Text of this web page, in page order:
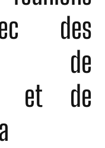
des
de
et de